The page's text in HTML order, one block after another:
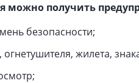
можно получить
безопасности;
огнетушителя, жилета,